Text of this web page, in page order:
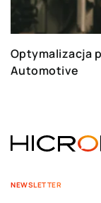
Optymalizacja
Automotive
NEWSLETTER